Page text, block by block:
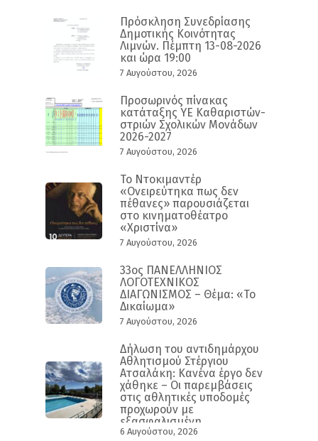
Πρόσκληση Συνεδρίασης
Δημοτικής Κοινότητας
Λιμνών. Πέμπτη 13-08-2026
και ώρα 19:00
7 Αυγούστου, 2026
Προσωρινός πίνακας
κατάταξης ΥΕ Καθαριστών-
στριών Σχολικών Μονάδων
2026-2027
7 Αυγούστου, 2026
Το Ντοκιμαντέρ
«Ονειρεύτηκα πως δεν
πέθανες» παρουσιάζεται
στο κινηματοθέατρο
«Χριστίνα»
7 Αυγούστου, 2026
33ος ΠΑΝΕΛΛΗΝΙΟΣ
ΛΟΓΟΤΕΧΝΙΚΟΣ
ΔΙΑΓΩΝΙΣΜΟΣ – Θέμα: «Το
Δικαίωμα»
7 Αυγούστου, 2026
Δήλωση του αντιδημάρχου
Αθλητισμού Στέργιου
Ατσαλάκη: Κανένα έργο δεν
χάθηκε – Οι παρεμβάσεις
στις αθλητικές υποδομές
προχωρούν με
εξασφαλισμένη
χρηματοδότηση και
6 Αυγούστου, 2026